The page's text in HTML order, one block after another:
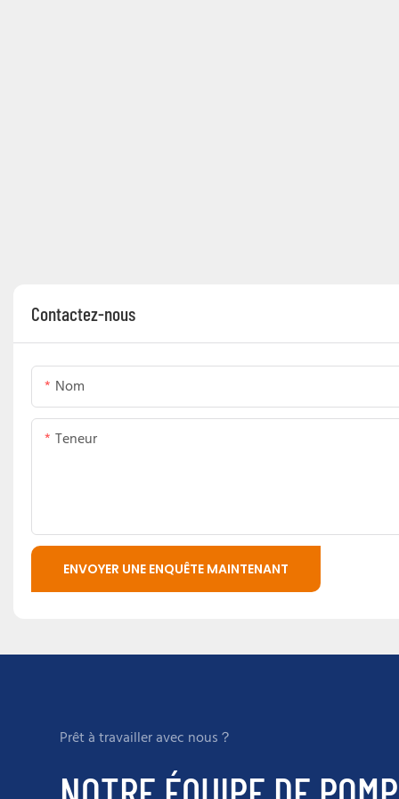
Contactez-nous
Nom
Teneur
ENVOYER UNE ENQUÊTE MAINTENANT
Prêt à travailler avec nous？